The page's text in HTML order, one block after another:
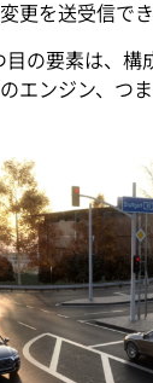
更を送受信でき
の要素は、構
エンジン、つ